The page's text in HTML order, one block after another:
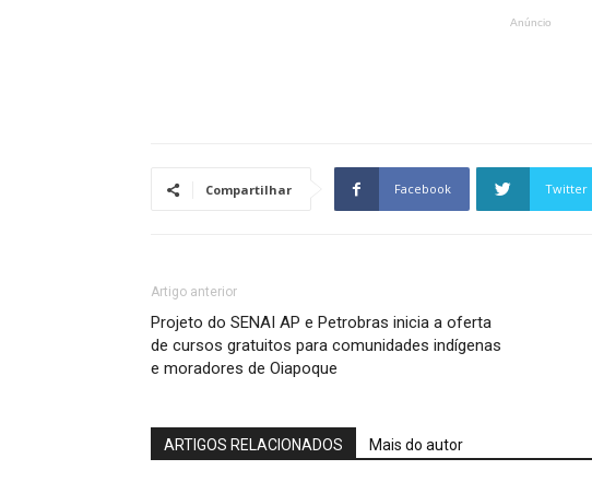
Anúncio
Compartilhar Facebook Twitter
Artigo anterior
Projeto do SENAI AP e Petrobras inicia a oferta
de cursos gratuitos para comunidades indígenas
e moradores de Oiapoque
ARTIGOS RELACIONADOS Mais do autor